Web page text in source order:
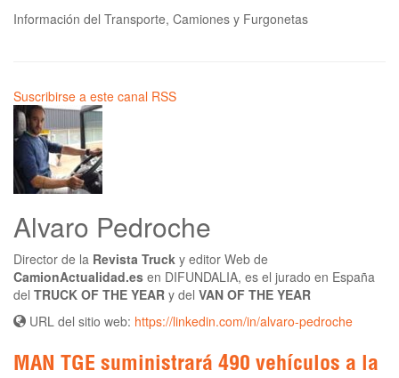
Información del Transporte, Camiones y Furgonetas
Suscribirse a este canal RSS
Alvaro Pedroche
Director de la Revista Truck y editor Web de
CamionActualidad.es en DIFUNDALIA, es el jurado en España
del TRUCK OF THE YEAR y del VAN OF THE YEAR
URL del sitio web: https://linkedin.com/in/alvaro-pedroche
MAN TGE suministrará 490 vehículos a la